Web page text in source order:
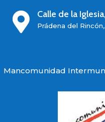
 Calle de la
Prádena del
Mancomunidad